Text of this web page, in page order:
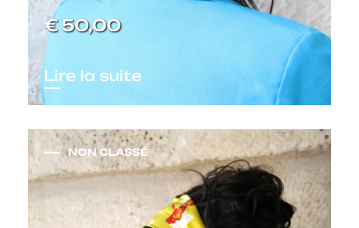
€50,00
Lire la suite
NON CLASSÉ